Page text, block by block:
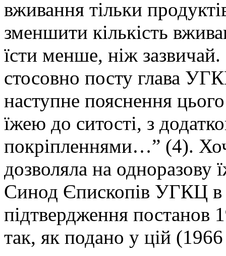
вживання тільки
зменшити кількість
їсти менше, ніж
стосовно посту глава
наступне пояснення
їжею до ситості, з
покріпленнями…” (4).
дозволяла на одноразову
Синод Єпископів УГКЦ в
підтвердження постанов
так, як подано у цій